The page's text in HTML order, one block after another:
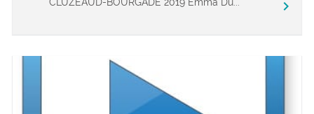
chevron_right